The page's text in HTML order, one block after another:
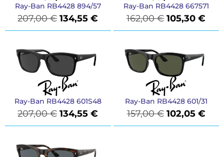
Ray-Ban RB4428 894/57
207,00€ 134,55€
Ray-Ban RB4428 667571
162,00€ 105,30€
Ray-Ban RB4428 601S48
207,00€ 134,55€
Ray-Ban RB4428 601/31
157,00€ 102,05 €